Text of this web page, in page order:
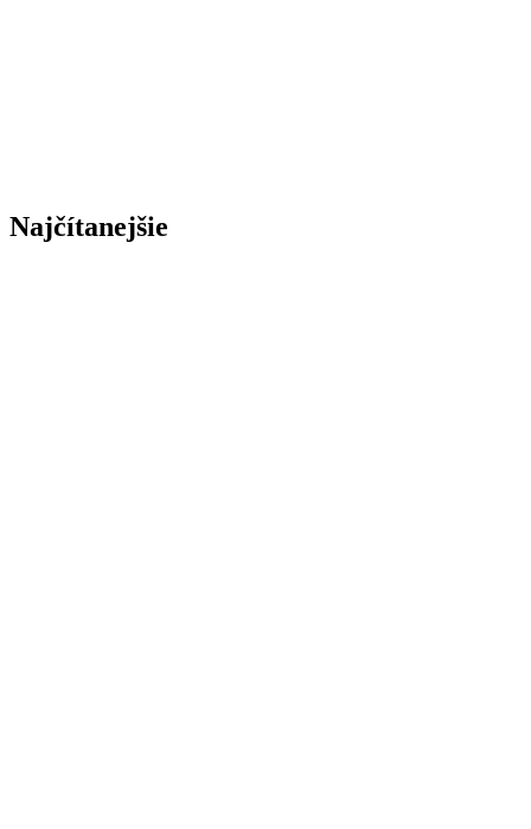
Najčítanejšie